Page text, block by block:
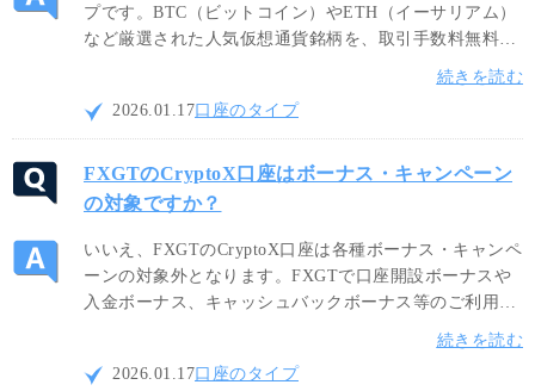
プです。BTC（ビットコイン）やETH（イーサリアム）
など厳選された人気仮想通貨銘柄を、取引手数料無料・
業界最狭水準の低スプレッドでお快適にお取引頂けま
す。尚、最大レバレッジは500倍のダイナミックレバレ
ッジが適用されます。
続きを読む
2026.01.17口座のタイプ
FXGTのCryptoX口座はボーナス・キャンペーン
の対象ですか？
いいえ、FXGTのCryptoX口座は各種ボーナス・キャンペ
ーンの対象外となります。FXGTで口座開設ボーナスや
入金ボーナス、キャッシュバックボーナス等のご利用を
希望される場合は、各種ボーナス付与と対象となるミニ
口座やスタンダード口座、Optimus口座でのお取引をお
すすめします。
続きを読む
2026.01.17口座のタイプ